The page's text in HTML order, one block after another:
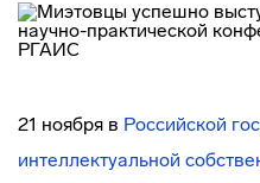
21 ноября в Российской
интеллектуальной